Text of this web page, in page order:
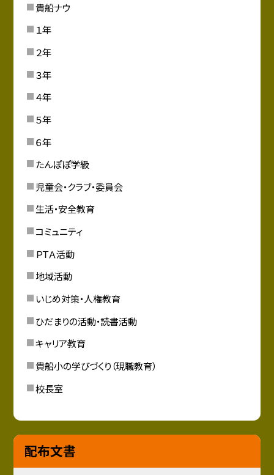
貴船ナウ
１年
２年
３年
４年
５年
６年
たんぽぽ学級
児童会・クラブ・委員会
生活・安全教育
コミュニティ
ＰＴＡ活動
地域活動
いじめ対策・人権教育
ひだまりの活動・読書活動
キャリア教育
貴船小の学びづくり（現職教育）
校長室
配布文書